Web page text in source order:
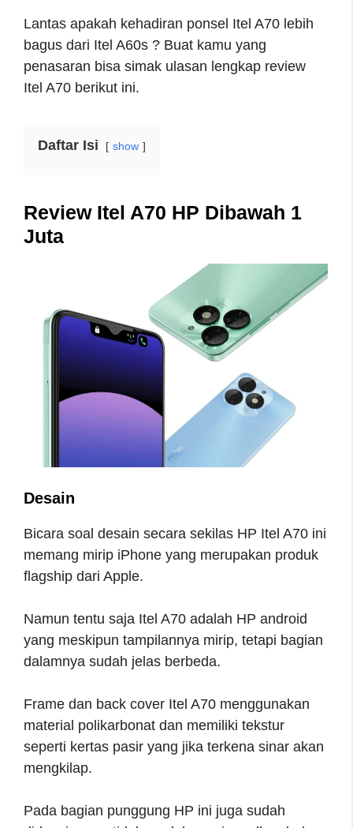
Lantas apakah kehadiran ponsel Itel A70 lebih
bagus dari Itel A60s ? Buat kamu yang
penasaran bisa simak ulasan lengkap review
Itel A70 berikut ini.
Daftar Isi show
Review Itel A70 HP Dibawah 1
Juta
Desain
Bicara soal desain secara sekilas HP Itel A70 ini
memang mirip iPhone yang merupakan produk
flagship dari Apple.
Namun tentu saja Itel A70 adalah HP android
yang meskipun tampilannya mirip, tetapi bagian
dalamnya sudah jelas berbeda.
Frame dan back cover Itel A70 menggunakan
material polikarbonat dan memiliki tekstur
seperti kertas pasir yang jika terkena sinar akan
mengkilap.
Pada bagian punggung HP ini juga sudah